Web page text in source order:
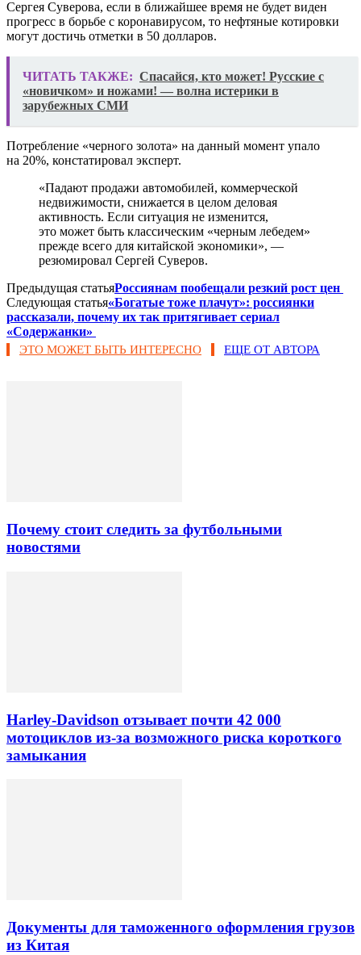
Сергея Суверова, если в ближайшее время не будет виден
прогресс в борьбе с коронавирусом, то нефтяные котировки
могут достичь отметки в 50 долларов.
ЧИТАТЬ ТАКЖЕ: Спасайся, кто может! Русские с
«новичком» и ножами! — волна истерики в
зарубежных СМИ
Потребление «черного золота» на данный момент упало
на 20%, констатировал эксперт.
«Падают продажи автомобилей, коммерческой
недвижимости, снижается в целом деловая
активность. Если ситуация не изменится,
это может быть классическим «черным лебедем»
прежде всего для китайской экономики», —
резюмировал Сергей Суверов.
Предыдущая статьяРоссиянам пообещали резкий рост цен
Следующая статья«Богатые тоже плачут»: россиянки
рассказали, почему их так притягивает сериал
«Содержанки»
ЭТО МОЖЕТ БЫТЬ ИНТЕРЕСНО ЕЩЕ ОТ АВТОРА
Почему стоит следить за футбольными
новостями
Harley-Davidson отзывает почти 42 000
мотоциклов из-за возможного риска короткого
замыкания
Документы для таможенного оформления грузов
из Китая